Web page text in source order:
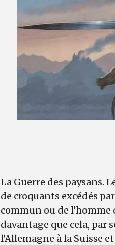
La Guerre des paysans.
de croquants excédés
commun ou de
davantage que cela, par
l’Allemagne à la Suisse